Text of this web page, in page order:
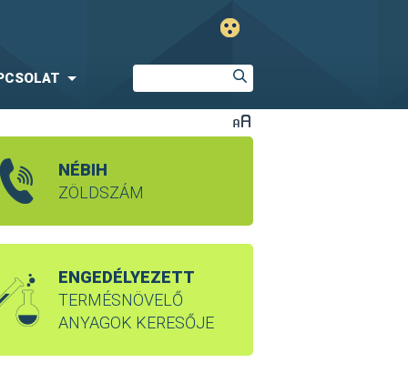
NÉBIH
ZÖLDSZÁM
ENGEDÉLYEZETT
TERMÉSNÖVELŐ
ANYAGOK KERESŐJE